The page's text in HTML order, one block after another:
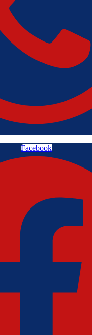
Facebook